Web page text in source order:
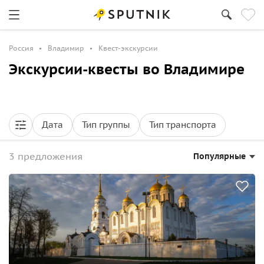
Россия Владимир Квест-экскурсии
Экскурсии-квесты во Владимире
Дата Тип группы Тип транспорта
3 предложения Популярные